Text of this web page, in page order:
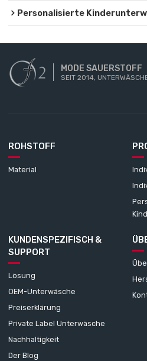
Personalisierte
MODE SAUERSTOFF
SEIT 2014,
ROHSTOFF
Material
KUNDENSPEZIFISCH &
SUPPORT
Lösung
OEM-Unterwäsche
Preiserklärung
Private Label Unterwäsche
Nachhaltigkeit
Der Blog